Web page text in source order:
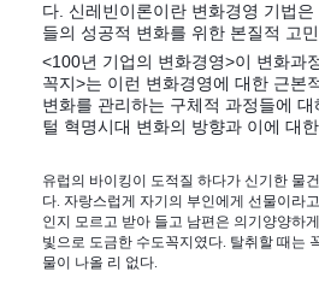
다. 신레빈이론이란 변화경영 기법
들의 성공적 변화를 위한 본질적 고
<100년 기업의 변화경영>이 변화과
꼭지>는 이런 변화경영에 대한 근본
변화를 관리하는 구체적 과정들에
털 혁명시대 변화의 방향과 이에 대
유럽의 바이킹이 도적질 하다가 신기한 물
다. 자랑스럽게 자기의 부인에게 선물이라
인지 모르고 받아 들고 남편은 의기양양하
빛으로 도금한 수도꼭지였다. 탈취할 때는
물이 나올 리 없다.